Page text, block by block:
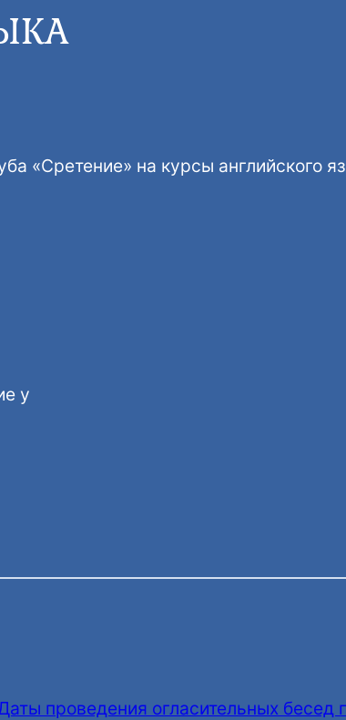
«Сретение» на курсы английского
у
проведения огласительных бесед